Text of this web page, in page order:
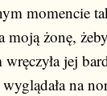
momencie
moją żonę,
jej
wyglądała na